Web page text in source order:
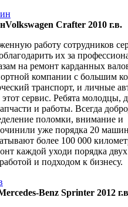
Volkswagen Crafter 2010 г.в.
работу сотрудников
их за
на ремонт карданных
компании с большим
транспорт, и личные
этот сервис. Ребята молодцы,
и работы. Всегда
поломки, внимание и
уже порядка 20
более 100 000
каждой уходи порядка двух
и подходом к бизнесу.
Benz Sprinter 2012